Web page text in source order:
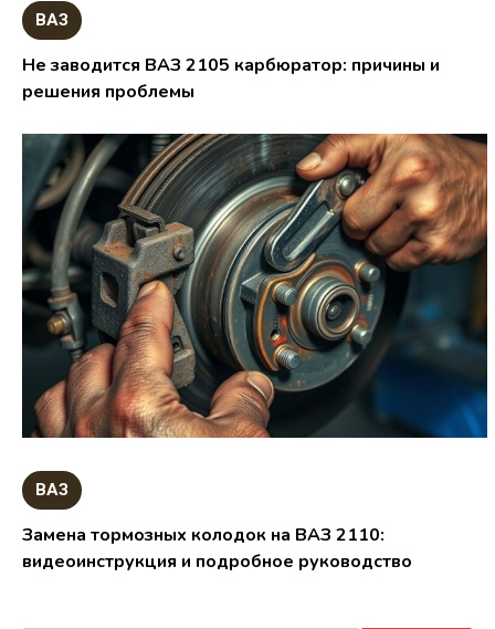
ВАЗ
Не заводится ВАЗ 2105 карбюратор: причины и
решения проблемы
ВАЗ
Замена тормозных колодок на ВАЗ 2110:
видеоинструкция и подробное руководство